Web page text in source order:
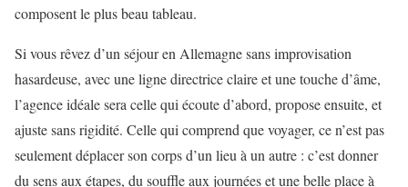
composent le plus beau tableau.
Si vous rêvez d’un séjour en Allemagne sans improvisation
hasardeuse, avec une ligne directrice claire et une touche d’âme,
l’agence idéale sera celle qui écoute d’abord, propose ensuite, et
ajuste sans rigidité. Celle qui comprend que voyager, ce n’est pas
seulement déplacer son corps d’un lieu à un autre : c’est donner
du sens aux étapes, du souffle aux journées et une belle place à